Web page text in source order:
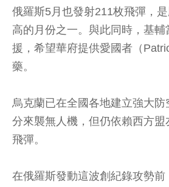
俄羅斯5月也發射211枚飛彈，
高的月份之一。與此同時，基
援，希望華府提供愛國者（
藥。
烏克蘭已在全國各地建立強大
分來襲無人機，但仍依賴西方
飛彈。
在俄羅斯發動這波創紀錄攻勢